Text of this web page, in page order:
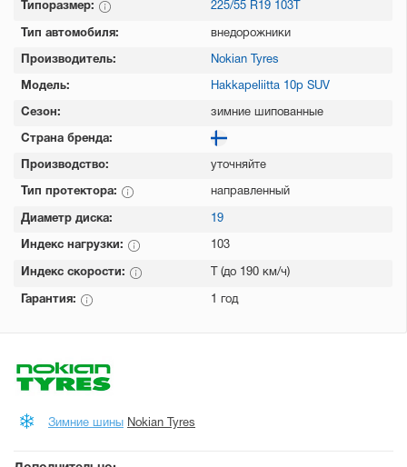
Типоразмер: 225/55 R19 103T
Тип автомобиля: внедорожники
Производитель: Nokian Tyres
Модель: Hakkapeliitta 10p SUV
Сезон: зимние шипованные
Страна бренда:
Производство: уточняйте
Тип протектора: направленный
Диаметр диска: 19
Индекс нагрузки: 103
Индекс скорости: T (до 190 км/ч)
Гарантия: 1 год
Зимние шины Nokian Tyres